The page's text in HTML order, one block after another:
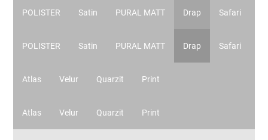
POLISTER
POLISTER
Satin
Satin
PURAL MATT
PURAL MATT
Drap
Drap
Safari
Safari
Atlas
Atlas
Velur
Velur
Quarzit
Quarzit
Print
Print